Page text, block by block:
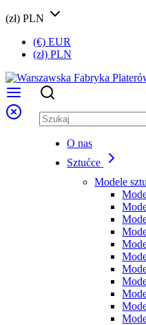
(zł) PLN
(€) EUR
(zł) PLN
O nas
Sztućce
Modele